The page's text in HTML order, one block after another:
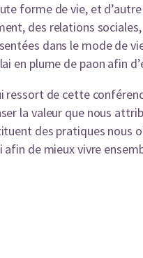
forme de vie, et
des relations
dans le mode de
en plume de paon afin
ressort de cette
la valeur que nous
des pratiques nous
afin de mieux vivre